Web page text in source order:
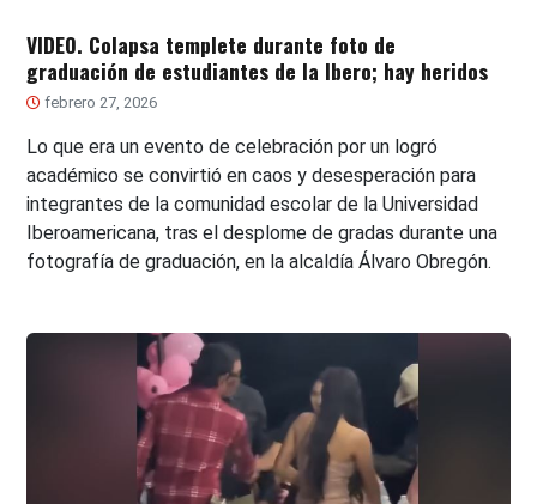
VIDEO. Colapsa templete durante foto de
graduación de estudiantes de la Ibero; hay heridos
febrero 27, 2026
Lo que era un evento de celebración por un logró
académico se convirtió en caos y desesperación para
integrantes de la comunidad escolar de la Universidad
Iberoamericana, tras el desplome de gradas durante una
fotografía de graduación, en la alcaldía Álvaro Obregón.